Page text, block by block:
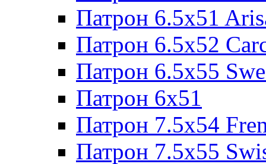
Патрон 6.5x51
Патрон 6.5x52
Патрон 6.5x55
Патрон 6x51
Патрон 7.5x54
Патрон 7.5x55